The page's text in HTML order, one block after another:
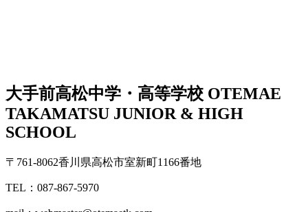
大手前高松中学・高等学校 OTEMAE
TAKAMATSU JUNIOR & HIGH
SCHOOL
〒761-8062香川県高松市室新町1166番地
TEL：087-867-5970